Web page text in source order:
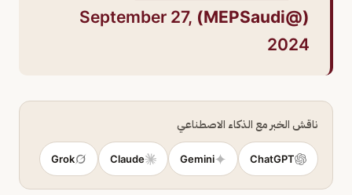
(@MEPSaudi)
September 27,
2024
ناقش الخبر مع الذكاء الاصطناعي
ChatGPT
Gemini
Claude
Grok